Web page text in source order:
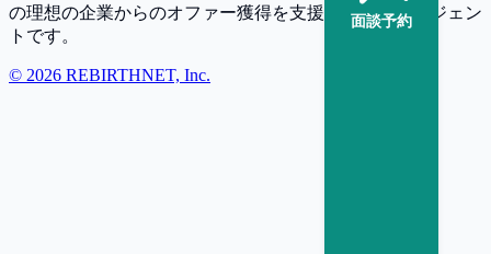
面談予約
の理想の企業からのオファー獲得を支援する転職エージェン
トです。
© 2026 REBIRTHNET, Inc.